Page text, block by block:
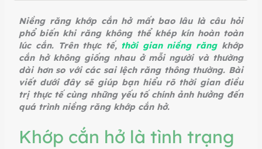
Niềng răng khớp cắn hở mất bao lâu là câu hỏi
phổ biến khi răng không thể khép kín hoàn toàn
lúc cắn. Trên thực tế, thời gian niềng răngkhớp
cắn hở không giống nhau ở mỗi người và thường
dài hơn so với các sai lệch răng thông thường. Bài
viết dưới đây sẽ giúp bạn hiểu rõ thời gian điều
trị thực tế cùng những yếu tố chính ảnh hưởng đến
quá trình niềng răng khớp cắn hở.
Khớp cắn hở là tình trạng